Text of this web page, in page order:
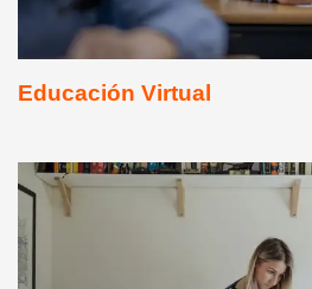
Educación Virtual